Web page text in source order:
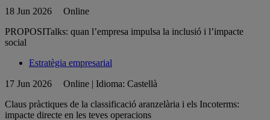
18 Jun 2026
Online
PROPOSITalks: quan l’empresa impulsa la inclusió i l’impacte
social
Estratègia empresarial
17 Jun 2026
Online | Idioma: Castellà
Claus pràctiques de la classificació aranzelària i els Incoterms:
impacte directe en les teves operacions